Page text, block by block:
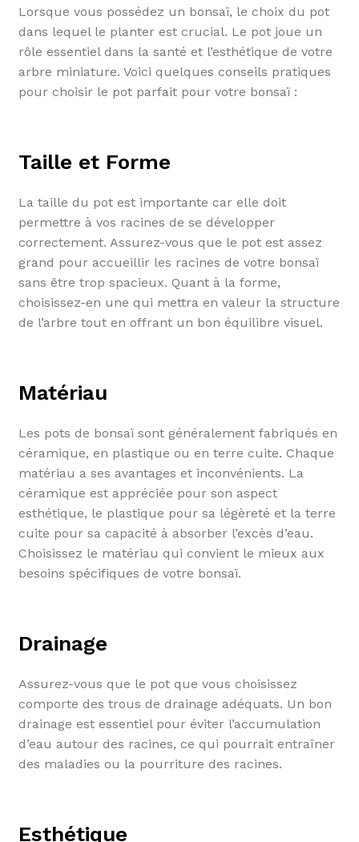
Lorsque vous possédez un bonsaï, le choix du pot
dans lequel le planter est crucial. Le pot joue un
rôle essentiel dans la santé et l’esthétique de votre
arbre miniature. Voici quelques conseils pratiques
pour choisir le pot parfait pour votre bonsaï :
Taille et Forme
La taille du pot est importante car elle doit
permettre à vos racines de se développer
correctement. Assurez-vous que le pot est assez
grand pour accueillir les racines de votre bonsaï
sans être trop spacieux. Quant à la forme,
choisissez-en une qui mettra en valeur la structure
de l’arbre tout en offrant un bon équilibre visuel.
Matériau
Les pots de bonsaï sont généralement fabriqués en
céramique, en plastique ou en terre cuite. Chaque
matériau a ses avantages et inconvénients. La
céramique est appréciée pour son aspect
esthétique, le plastique pour sa légèreté et la terre
cuite pour sa capacité à absorber l’excès d’eau.
Choisissez le matériau qui convient le mieux aux
besoins spécifiques de votre bonsaï.
Drainage
Assurez-vous que le pot que vous choisissez
comporte des trous de drainage adéquats. Un bon
drainage est essentiel pour éviter l’accumulation
d’eau autour des racines, ce qui pourrait entraîner
des maladies ou la pourriture des racines.
Esthétique